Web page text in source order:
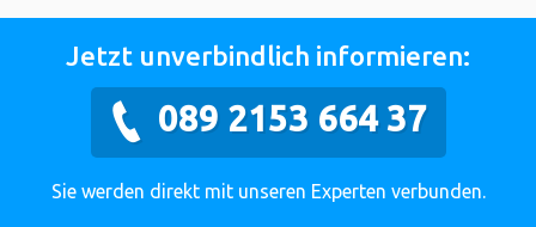
Jetzt unverbindlich informieren:
089 2153 664 37
Sie werden direkt mit unseren Experten verbunden.